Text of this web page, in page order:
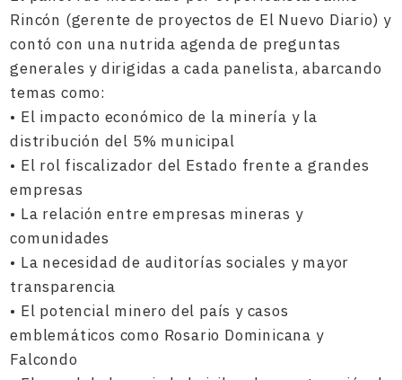
Rincón (gerente de proyectos de El Nuevo Diario) y
contó con una nutrida agenda de preguntas
generales y dirigidas a cada panelista, abarcando
temas como:
• El impacto económico de la minería y la
distribución del 5% municipal
• El rol fiscalizador del Estado frente a grandes
empresas
• La relación entre empresas mineras y
comunidades
• La necesidad de auditorías sociales y mayor
transparencia
• El potencial minero del país y casos
emblemáticos como Rosario Dominicana y
Falcondo